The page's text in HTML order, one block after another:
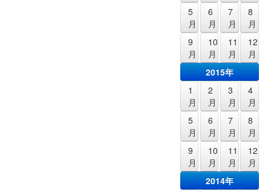
5
月
6
月
7
月
8
月
9
月
10
月
11
月
12
月
2015年
1
月
2
月
3
月
4
月
5
月
6
月
7
月
8
月
9
月
10
月
11
月
12
月
2014年